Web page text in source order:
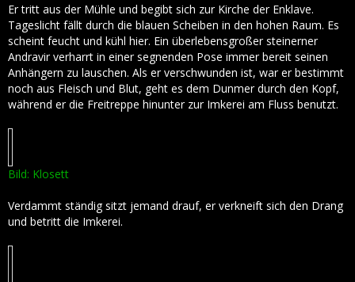
Er tritt aus der Mühle und begibt sich zur Kirche der Enklave.
Tageslicht fällt durch die blauen Scheiben in den hohen Raum. Es
scheint feucht und kühl hier. Ein überlebensgroßer steinerner
Andravir verharrt in einer segnenden Pose immer bereit seinen
Anhängern zu lauschen. Als er verschwunden ist, war er bestimmt
noch aus Fleisch und Blut, geht es dem Dunmer durch den Kopf,
während er die Freitreppe hinunter zur Imkerei am Fluss benutzt.
Bild: Klosett
Verdammt ständig sitzt jemand drauf, er verkneift sich den Drang
und betritt die Imkerei.